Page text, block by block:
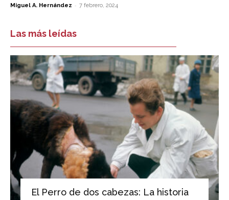
Miguel A. Hernández - 7 febrero, 2024
Las más leídas
El Perro de dos cabezas: La historia